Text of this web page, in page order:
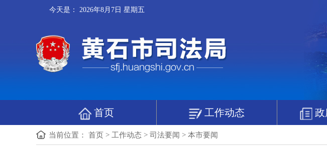
今天是： 2026年8月7日 星期五
首页 工作动态 政
当前位置： 首页 > 工作动态 > 司法要闻 > 本市要闻